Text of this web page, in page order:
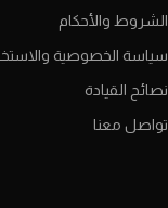
الشروط والأحكام
سياسة الخصوصية
نصائح القيادة
تواصل معنا